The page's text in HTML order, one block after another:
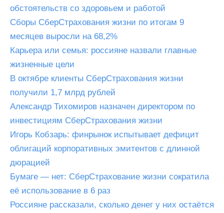
обстоятельств со здоровьем и работой
Сборы СберСтрахования жизни по итогам 9
месяцев выросли на 68,2%
Карьера или семья: россияне назвали главные
жизненные цели
В октябре клиенты СберСтрахования жизни
получили 1,7 млрд рублей
Александр Тихомиров назначен директором по
инвестициям СберСтрахования жизни
Игорь Кобзарь: финрынок испытывает дефицит
облигаций корпоративных эмитентов с длинной
дюрацией
Бумаге — нет: СберСтрахование жизни сократила
её использование в 6 раз
Россияне рассказали, сколько денег у них остаётся